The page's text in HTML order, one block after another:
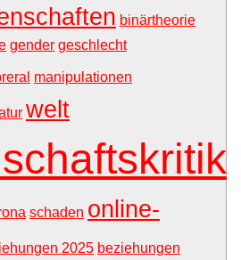
binärtheorie
gender geschlecht
manipulationen
welt
schaden online-
2025 beziehungen